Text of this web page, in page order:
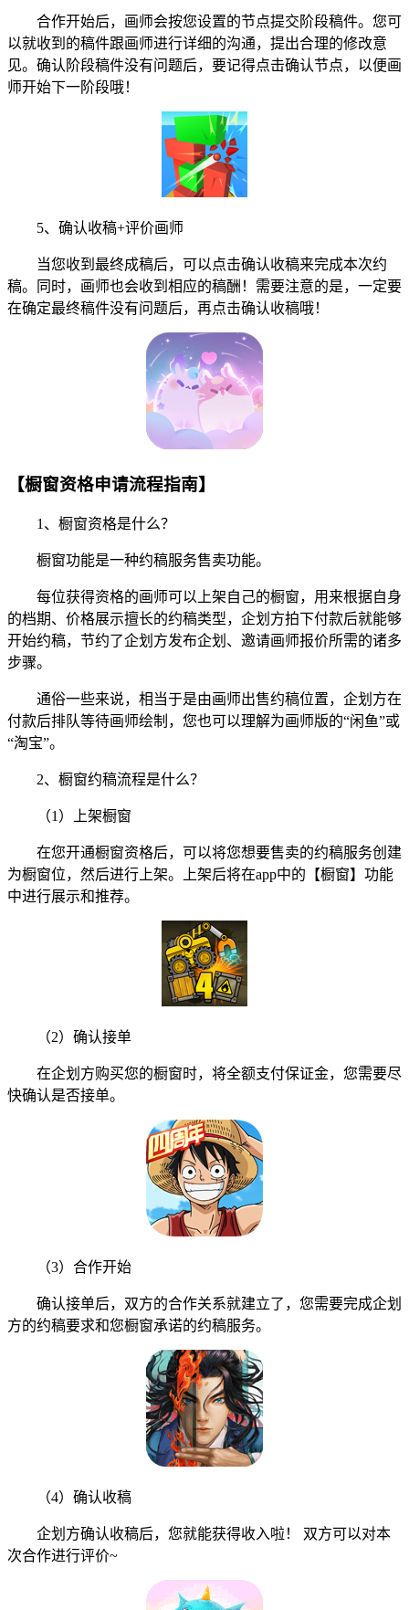
合作开始后，画师会按您设置的节点提交阶段稿件。您可
以就收到的稿件跟画师进行详细的沟通，提出合理的修改意
见。确认阶段稿件没有问题后，要记得点击确认节点，以便画
师开始下一阶段哦！
5、确认收稿+评价画师
当您收到最终成稿后，可以点击确认收稿来完成本次约
稿。同时，画师也会收到相应的稿酬！需要注意的是，一定要
在确定最终稿件没有问题后，再点击确认收稿哦！
【橱窗资格申请流程指南】
1、橱窗资格是什么？
橱窗功能是一种约稿服务售卖功能。
每位获得资格的画师可以上架自己的橱窗，用来根据自身
的档期、价格展示擅长的约稿类型，企划方拍下付款后就能够
开始约稿，节约了企划方发布企划、邀请画师报价所需的诸多
步骤。
通俗一些来说，相当于是由画师出售约稿位置，企划方在
付款后排队等待画师绘制，您也可以理解为画师版的“闲鱼”或
“淘宝”。
2、橱窗约稿流程是什么？
（1）上架橱窗
在您开通橱窗资格后，可以将您想要售卖的约稿服务创建
为橱窗位，然后进行上架。上架后将在app中的【橱窗】功能
中进行展示和推荐。
（2）确认接单
在企划方购买您的橱窗时，将全额支付保证金，您需要尽
快确认是否接单。
（3）合作开始
确认接单后，双方的合作关系就建立了，您需要完成企划
方的约稿要求和您橱窗承诺的约稿服务。
（4）确认收稿
企划方确认收稿后，您就能获得收入啦！ 双方可以对本
次合作进行评价~